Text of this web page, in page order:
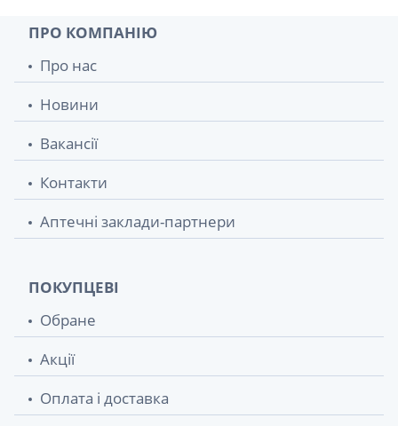
ПРО КОМПАНІЮ
Про нас
Новини
Вакансії
Контакти
Аптечні заклади-партнери
ПОКУПЦЕВІ
Обране
Акції
Оплата і доставка